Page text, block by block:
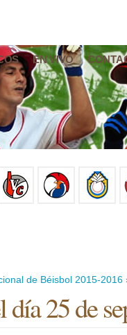
EN VIVO
de Béisbol 2015-2016
día 25 de